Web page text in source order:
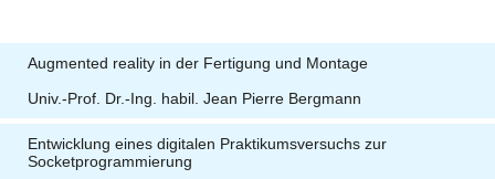
Augmented reality in der Fertigung und Montage
Univ.-Prof. Dr.-Ing. habil. Jean Pierre Bergmann
Entwicklung eines digitalen Praktikumsversuchs zur
Socketprogrammierung